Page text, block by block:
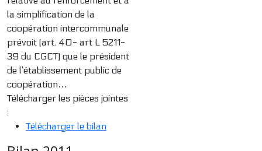
la simplification de la
coopération intercommunale
prévoit (art. 40- art L 5211-
39 du CGCT) que le président
de l’établissement public de
coopération…
Télécharger les pièces jointes
:
Télécharger le bilan